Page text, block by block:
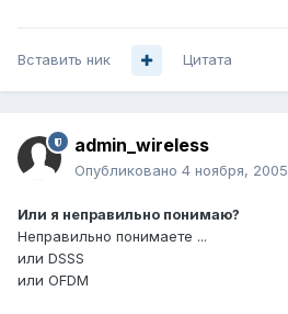
Вставить ник Цитата
admin_wireless
Опубликовано 4 ноября, 2005
Или я неправильно понимаю?
Неправильно понимаете ...
или DSSS
или OFDM